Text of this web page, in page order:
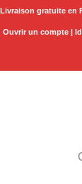
Aller
Livraison gratuite en
Ouvrir un compte |